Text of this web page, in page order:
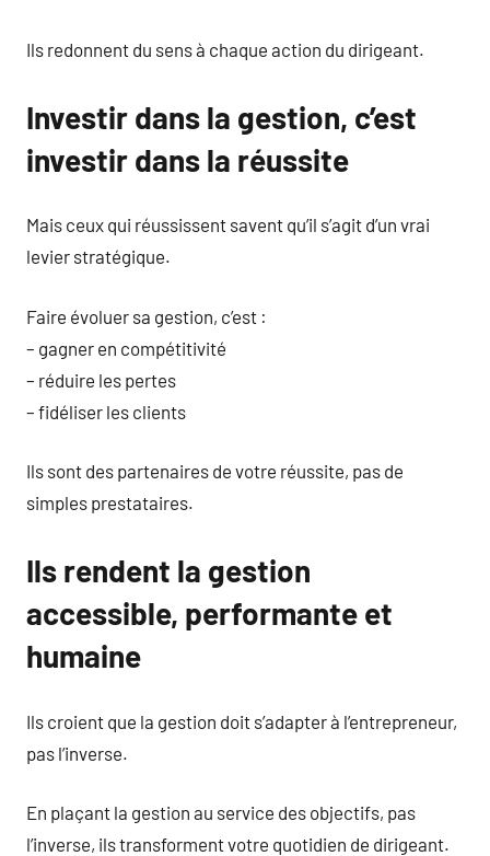
Ils redonnent du sens à chaque action du dirigeant.
Investir dans la gestion, c’est
investir dans la réussite
Mais ceux qui réussissent savent qu’il s’agit d’un vrai
levier stratégique.
Faire évoluer sa gestion, c’est :
– gagner en compétitivité
– réduire les pertes
– fidéliser les clients
Ils sont des partenaires de votre réussite, pas de
simples prestataires.
Ils rendent la gestion
accessible, performante et
humaine
Ils croient que la gestion doit s’adapter à l’entrepreneur,
pas l’inverse.
En plaçant la gestion au service des objectifs, pas
l’inverse, ils transforment votre quotidien de dirigeant.